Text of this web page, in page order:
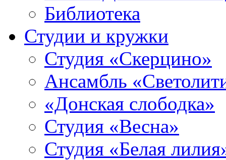
Библиотека
Студии и кружки
Студия «Скерцино»
Ансамбль
«Донская слободка»
Студия «Весна»
Студия «Белая